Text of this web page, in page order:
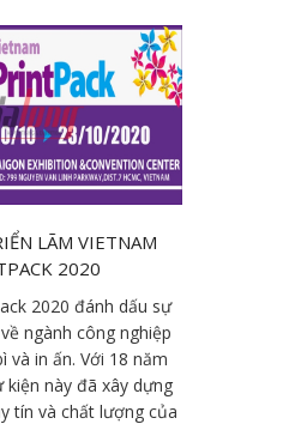
LÃM VIETNAM
2020
2020 đánh dấu sự
ngành công nghiệp
và in ấn. Với 18 năm
kiện này đã xây dựng
tín và chất lượng của